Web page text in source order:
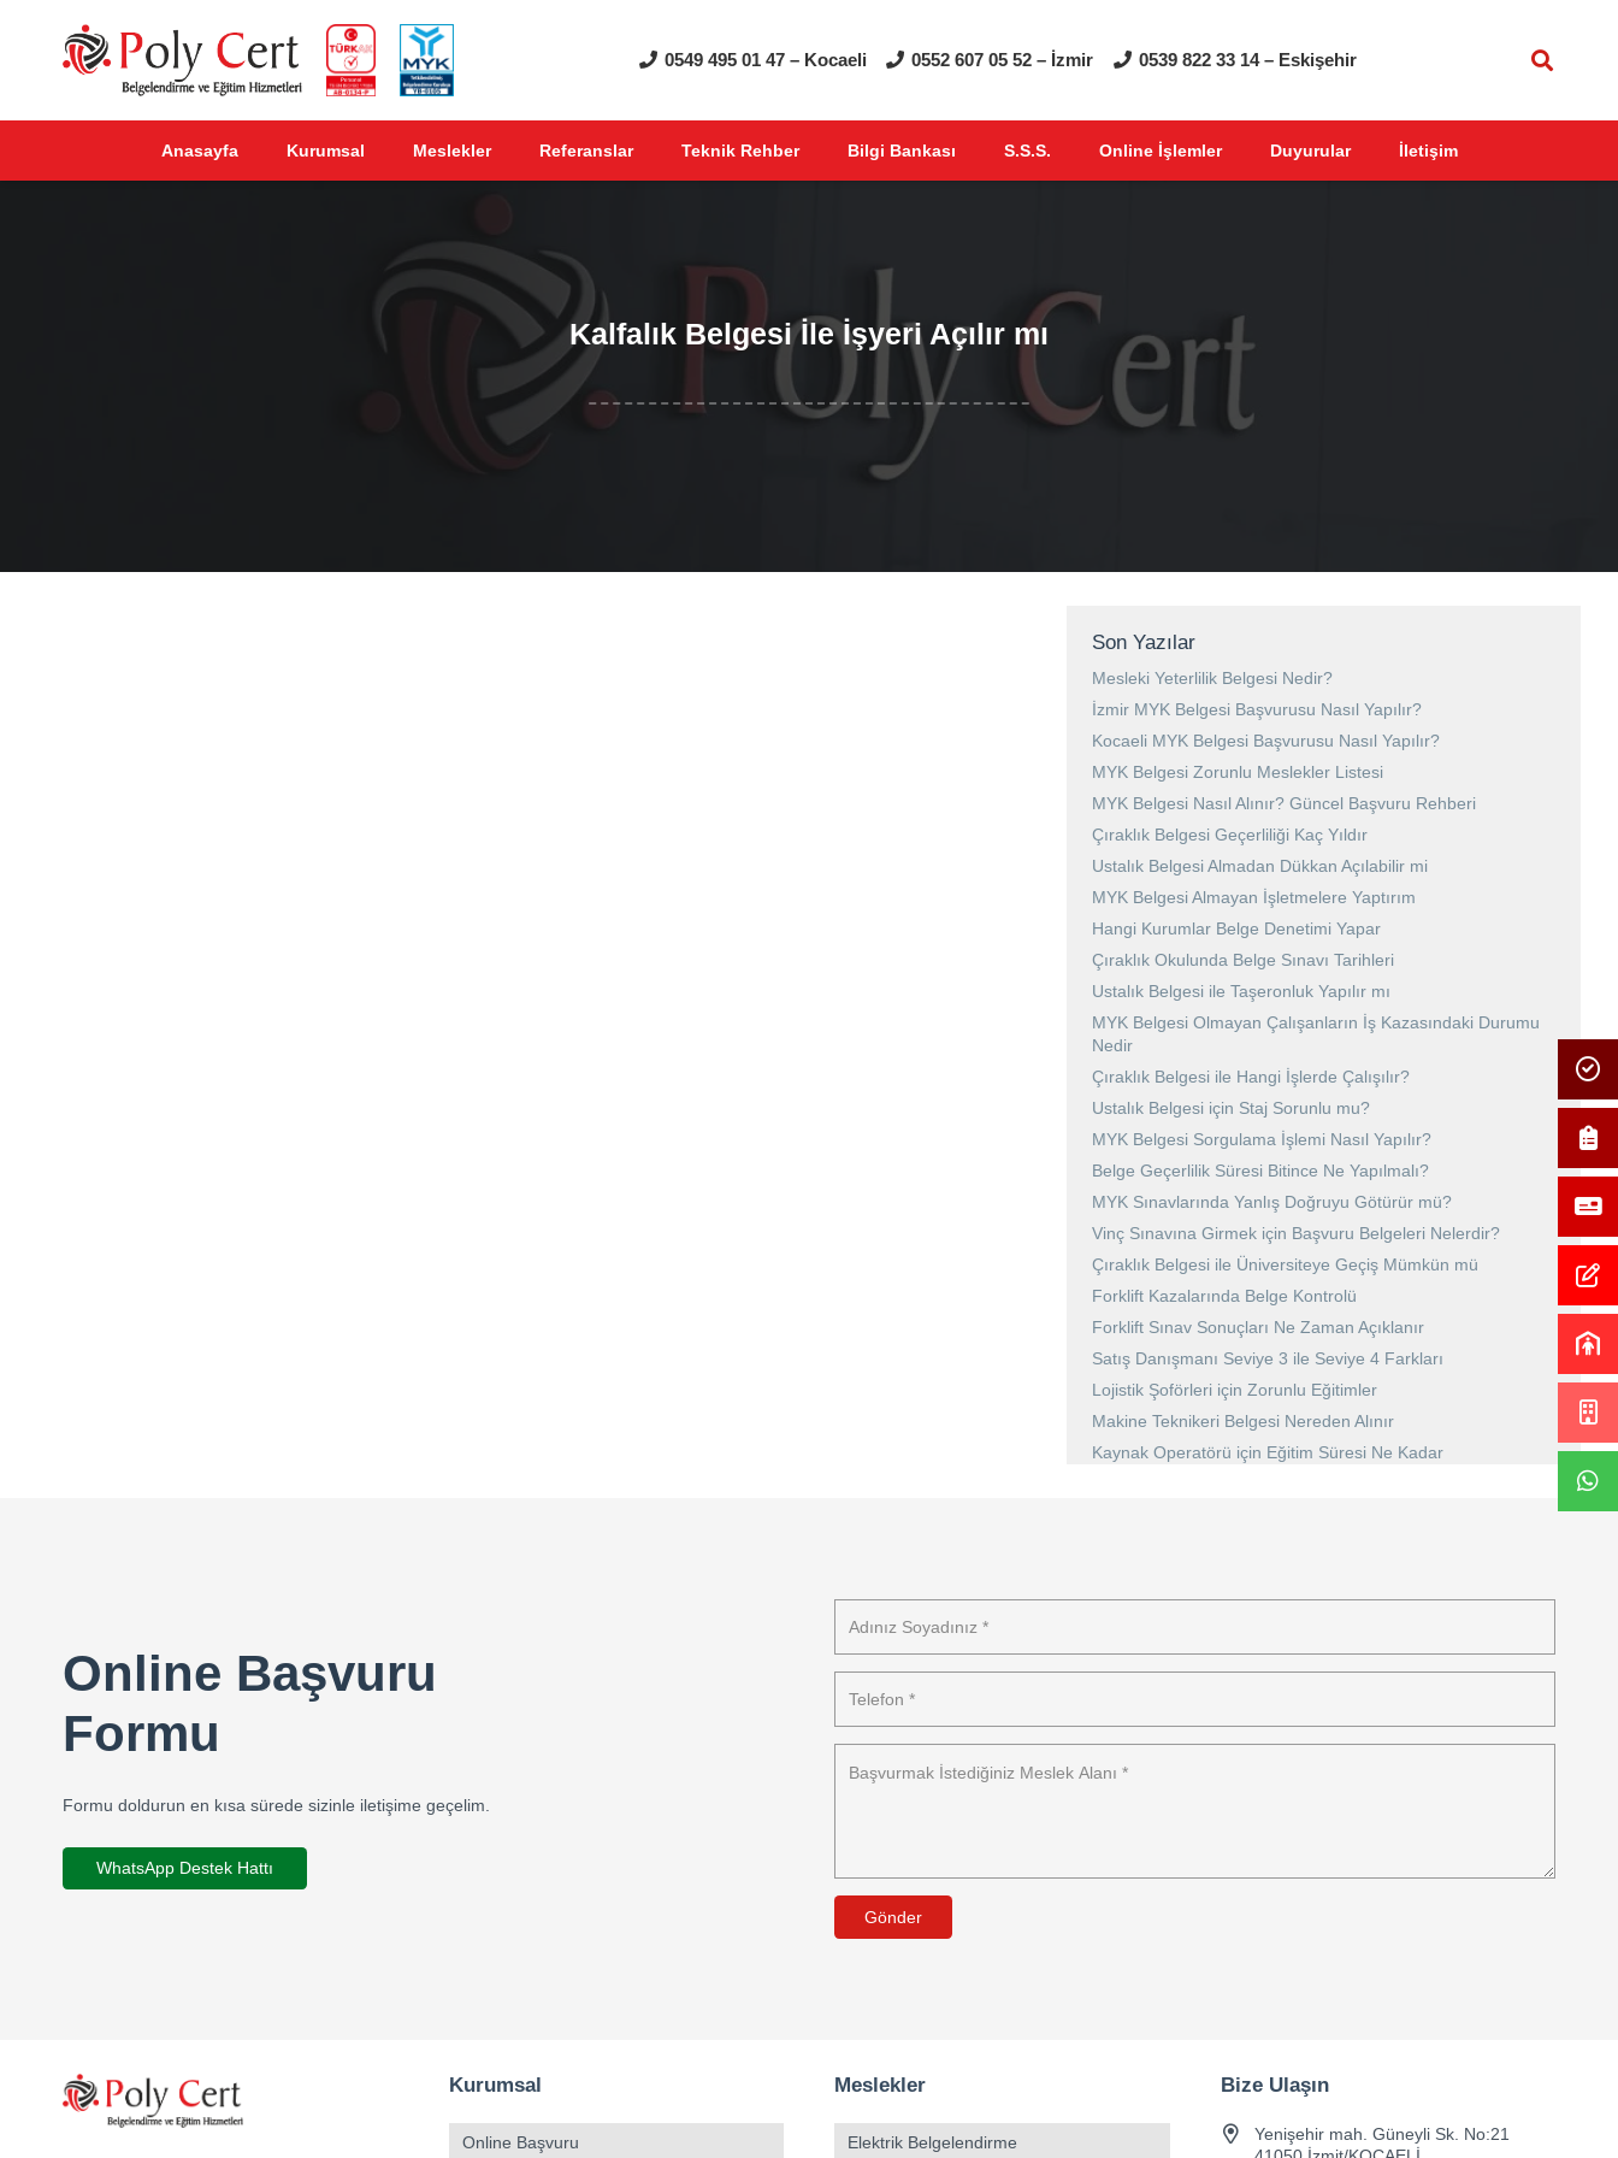
0549 495 01 47 – Kocaeli 0552 607 05 52 – İzmir 0539 822 33 14 – Eskişehir
Anasayfa Kurumsal Meslekler Referanslar Teknik Rehber Bilgi Bankası S.S.S. Online İşlemler Duyurular İletişim
Kalfalık Belgesi İle İşyeri Açılır mı
Son Yazılar
Mesleki Yeterlilik Belgesi Nedir?
İzmir MYK Belgesi Başvurusu Nasıl Yapılır?
Kocaeli MYK Belgesi Başvurusu Nasıl Yapılır?
MYK Belgesi Zorunlu Meslekler Listesi
MYK Belgesi Nasıl Alınır? Güncel Başvuru Rehberi
Çıraklık Belgesi Geçerliliği Kaç Yıldır
Ustalık Belgesi Almadan Dükkan Açılabilir mi
MYK Belgesi Almayan İşletmelere Yaptırım
Hangi Kurumlar Belge Denetimi Yapar
Çıraklık Okulunda Belge Sınavı Tarihleri
Ustalık Belgesi ile Taşeronluk Yapılır mı
MYK Belgesi Olmayan Çalışanların İş Kazasındaki Durumu
Nedir
Çıraklık Belgesi ile Hangi İşlerde Çalışılır?
Ustalık Belgesi için Staj Sorunlu mu?
MYK Belgesi Sorgulama İşlemi Nasıl Yapılır?
Belge Geçerlilik Süresi Bitince Ne Yapılmalı?
MYK Sınavlarında Yanlış Doğruyu Götürür mü?
Vinç Sınavına Girmek için Başvuru Belgeleri Nelerdir?
Çıraklık Belgesi ile Üniversiteye Geçiş Mümkün mü
Forklift Kazalarında Belge Kontrolü
Forklift Sınav Sonuçları Ne Zaman Açıklanır
Satış Danışmanı Seviye 3 ile Seviye 4 Farkları
Lojistik Şoförleri için Zorunlu Eğitimler
Makine Teknikeri Belgesi Nereden Alınır
Kaynak Operatörü için Eğitim Süresi Ne Kadar
Online Başvuru
Formu
Formu doldurun en kısa sürede sizinle iletişime geçelim.
WhatsApp Destek Hattı
Gönder
Kurumsal
Online Başvuru
Meslekler
Elektrik Belgelendirme
Bize Ulaşın
Yenişehir mah. Güneyli Sk. No:21